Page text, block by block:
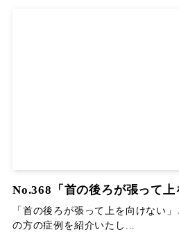
No.368「首の後ろが張って上
「首の後ろが張って上を向けない
の方の症例を紹介いたし...